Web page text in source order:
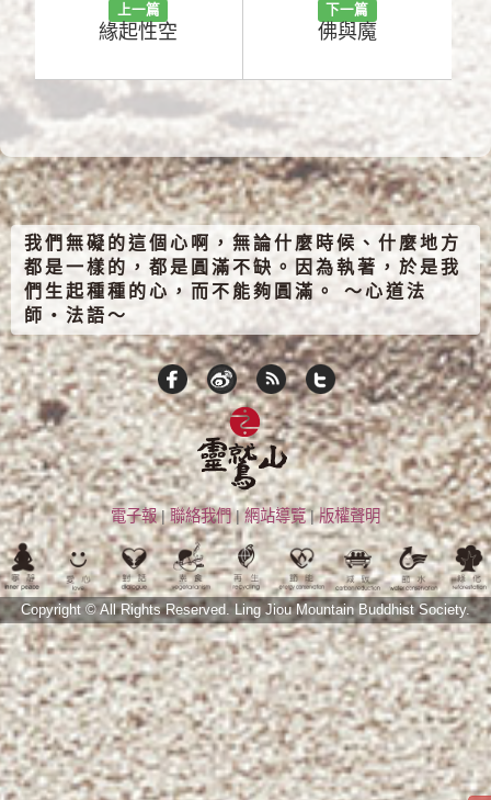
上一篇
緣起性空
下一篇
佛與魔
我們無礙的這個心啊，無論什麼時候、什麼地方
都是一樣的，都是圓滿不缺。因為執著，於是我
們生起種種的心，而不能夠圓滿。 ～心道法
師‧法語～
電子報| 聯絡我們|網站導覽|版權聲明
Copyright © All Rights Reserved. Ling Jiou Mountain Buddhist Society.